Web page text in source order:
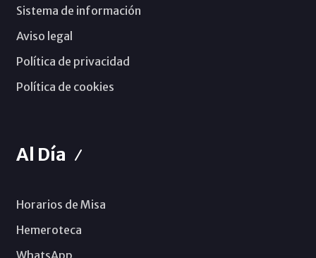
Sistema de información
Aviso legal
Política de privacidad
Política de cookies
Al Día
Horarios de Misa
Hemeroteca